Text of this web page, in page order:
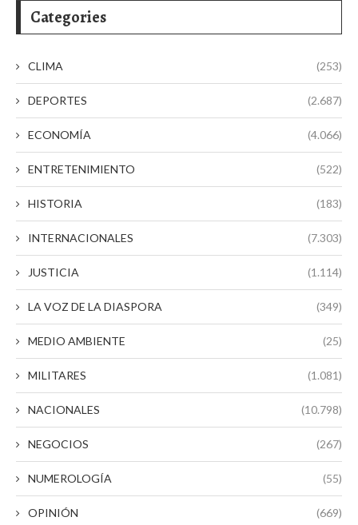
Categories
CLIMA (253)
DEPORTES (2.687)
ECONOMÍA (4.066)
ENTRETENIMIENTO (522)
HISTORIA (183)
INTERNACIONALES (7.303)
JUSTICIA (1.114)
LA VOZ DE LA DIASPORA (349)
MEDIO AMBIENTE (25)
MILITARES (1.081)
NACIONALES (10.798)
NEGOCIOS (267)
NUMEROLOGÍA (55)
OPINIÓN (669)